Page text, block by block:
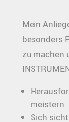
Mein
besonders
zu machen
meistern
Sich